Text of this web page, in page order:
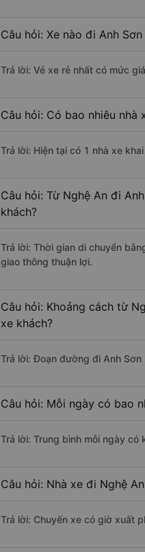
Câu hỏi: Xe nào đi Anh
Trả lời: Vé xe rẻ nhất có mức
Câu hỏi: Có bao nhiêu
Trả lời: Hiện tại có 1 nhà xe
Câu hỏi: Từ Nghệ An đi
khách?
Trả lời: Thời gian di chuyển
giao thông thuận lợi.
Câu hỏi: Khoảng cách từ
xe khách?
Trả lời: Đoạn đường đi Anh
Câu hỏi: Mỗi ngày có bao
Trả lời: Trung bình mỗi ngày
Câu hỏi: Nhà xe đi Nghệ
Trả lời: Chuyến xe có giờ xuất